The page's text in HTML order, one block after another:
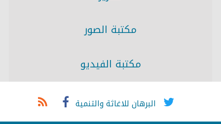
مكتبة الصور
مكتبة الفيديو
البرهان للاغاثة والتنمية